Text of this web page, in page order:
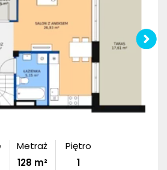
Metraż
128 m²
Piętro
1